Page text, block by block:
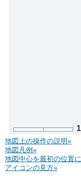
地図上の操作の説明»
地図凡例»
地図中心を最初の位置
アイコンの見方»